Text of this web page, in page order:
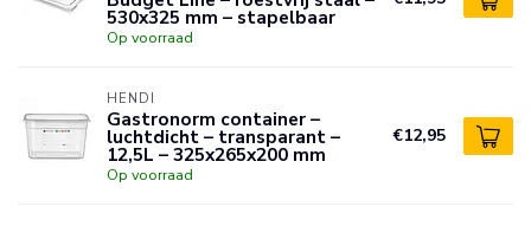
530x325 mm – stapelbaar
Op voorraad
HENDI
Gastronorm container –
luchtdicht – transparant –
12,5L – 325x265x200 mm
Op voorraad
€12,95